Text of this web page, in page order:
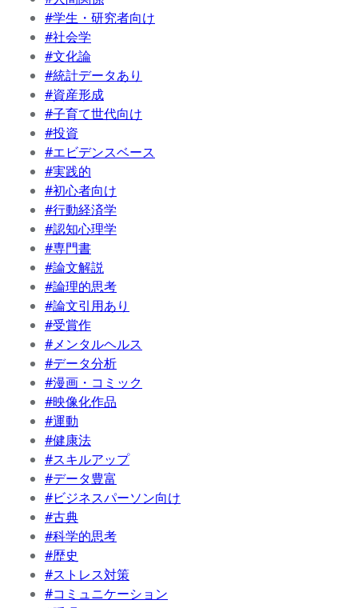
#学生・研究者向け
#社会学
#文化論
#統計データあり
#資産形成
#子育て世代向け
#投資
#エビデンスベース
#実践的
#初心者向け
#行動経済学
#認知心理学
#専門書
#論文解説
#論理的思考
#論文引用あり
#受賞作
#メンタルヘルス
#データ分析
#漫画・コミック
#映像化作品
#運動
#健康法
#スキルアップ
#データ豊富
#ビジネスパーソン向け
#古典
#科学的思考
#歴史
#ストレス対策
#コミュニケーション